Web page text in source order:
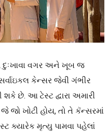
વગર અને ખૂબ જ
કેન્સર જેવી ગંભીર
છે. આ ટેસ્ટ દ્વારા અમારી
ખોટી હોય, તો તે કૅન્સરમાં
ક્યારેક મૃત્યુ પામવા પહેલાં